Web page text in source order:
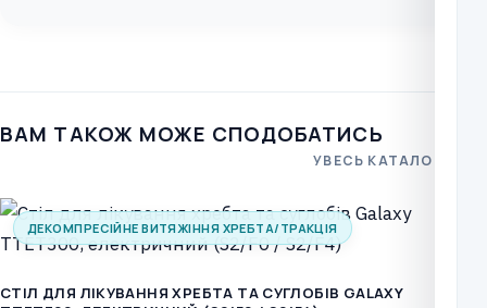
ВАМ ТАКОЖ МОЖЕ СПОДОБАТИСЬ
УВЕСЬ КАТАЛОГ
ДЕКОМПРЕСІЙНЕ ВИТЯЖІННЯ ХРЕБТА/ТРАКЦІЯ
CТІЛ ДЛЯ ЛІКУВАННЯ ХРЕБТА ТА СУГЛОБІВ GALAXY